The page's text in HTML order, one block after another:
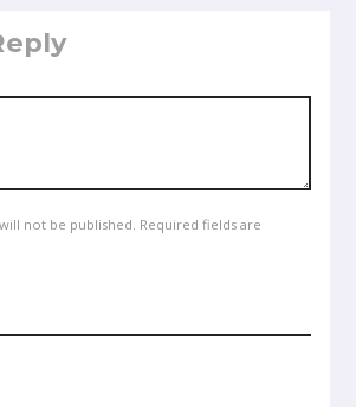
not be published. Required fields are